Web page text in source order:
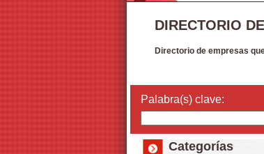
DIRECTORIO
Directorio de empresas
Palabra(s) clave:
Categorías